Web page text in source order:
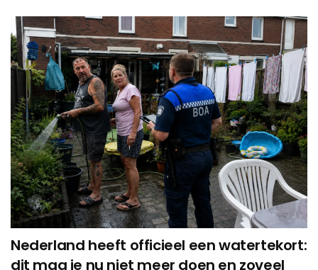
Nederland heeft officieel een watertekort:
dit mag je nu niet meer doen en zoveel